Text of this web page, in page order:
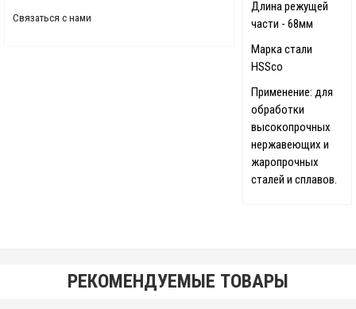
Связаться с нами
Длина режущей
части - 68мм
Марка стали
HSSco
Применение: для
обработки
высокопрочных
нержавеющих и
жаропрочных
сталей и сплавов.
РЕКОМЕНДУЕМЫЕ ТОВАРЫ